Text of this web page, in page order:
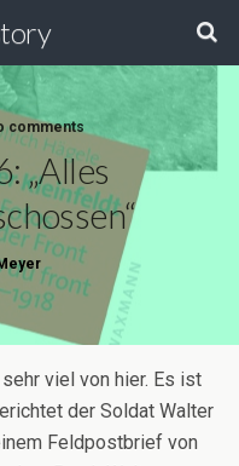
comments
„Alles
viel von hier. Es ist
der Soldat Walter
Feldpostbrief von